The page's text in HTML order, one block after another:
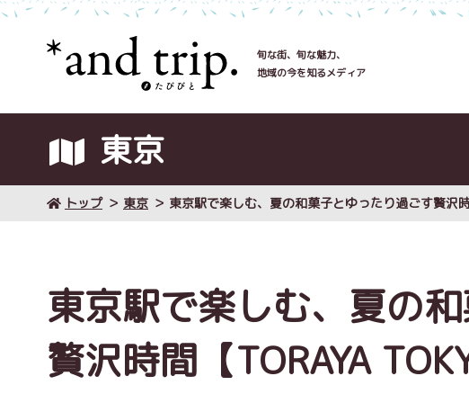
旬な街、旬な魅力、
地域の今を知るメディア
東京
トップ 東京 東京駅で楽しむ、夏の和菓子とゆったり過ごす贅沢時
東京駅で楽しむ、夏の
贅沢時間【TORAYA